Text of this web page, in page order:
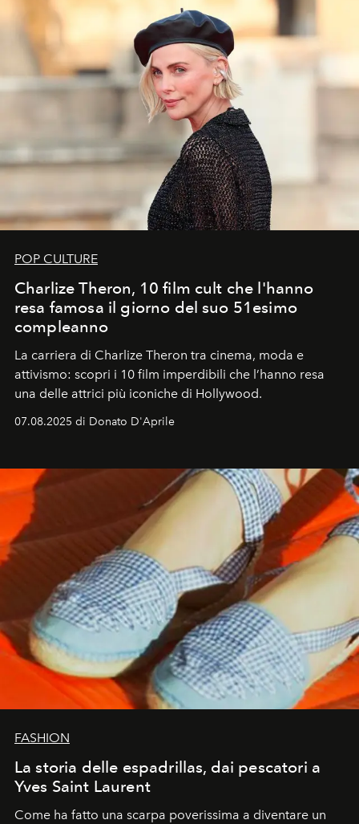
POP CULTURE
Charlize Theron, 10 film cult che l'hanno
resa famosa il giorno del suo 51esimo
compleanno
La carriera di Charlize Theron tra cinema, moda e
attivismo: scopri i 10 film imperdibili che l’hanno resa
una delle attrici più iconiche di Hollywood.
07.08.2025 di Donato D'Aprile
FASHION
La storia delle espadrillas, dai pescatori a
Yves Saint Laurent
Come ha fatto una scarpa poverissima a diventare un